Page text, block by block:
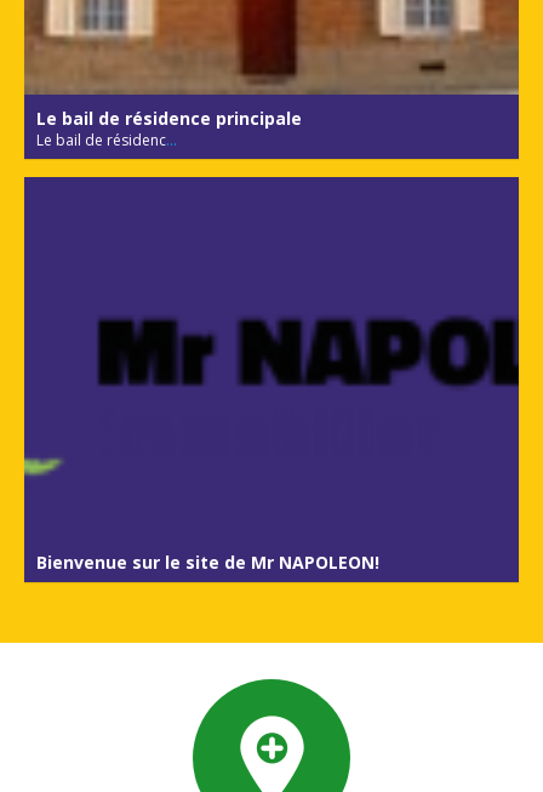
Le bail de résidence principale
Le bail de résidenc...
Bienvenue sur le site de Mr NAPOLEON!